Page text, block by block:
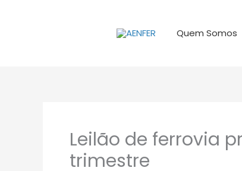
Quem Somos
Leilão de ferrovia
trimestre